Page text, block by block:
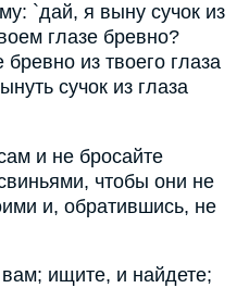
`дай, я выну сучок из
глазе бревно?
из твоего глаза
сучок из глаза
и не бросайте
чтобы они не
и, обратившись, не
ищите, и найдете;